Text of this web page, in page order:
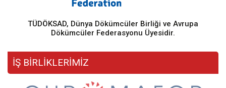
TÜDÖKSAD, Dünya Dökümcüler Birliği ve Avrupa
Dökümcüler Federasyonu Üyesidir.
İŞ BİRLİKLERİMİZ